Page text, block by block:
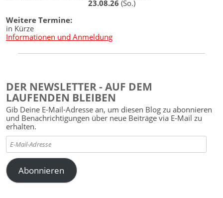
23.08.26 (So.)
Weitere Termine:
in Kürze
Informationen und Anmeldung
DER NEWSLETTER - AUF DEM
LAUFENDEN BLEIBEN
Gib Deine E-Mail-Adresse an, um diesen Blog zu abonnieren
und Benachrichtigungen über neue Beiträge via E-Mail zu
erhalten.
E-
Mail-
Adresse
Abonnieren